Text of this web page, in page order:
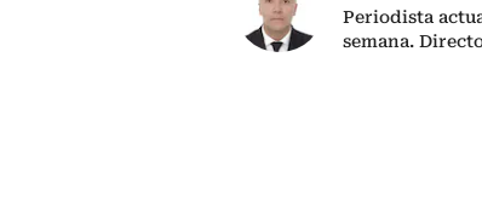
Periodista
semana.